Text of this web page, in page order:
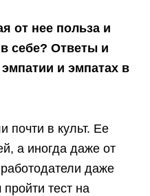
от нее польза и
себе? Ответы и
и эмпатах в
почти в культ. Ее
а иногда даже от
даже
тест на